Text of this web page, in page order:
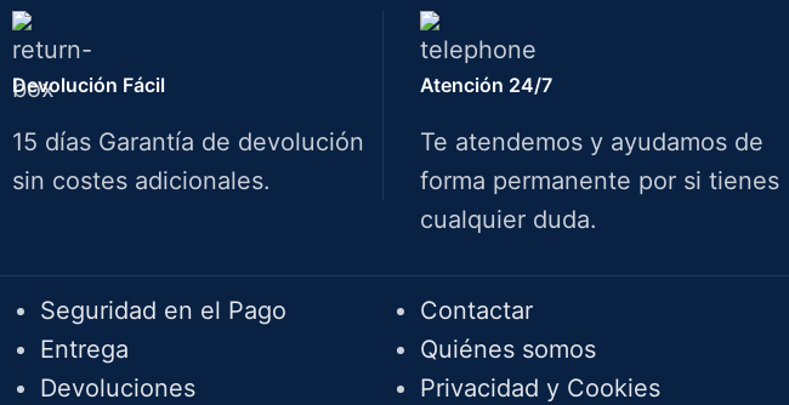
Devolución Fácil
15 días Garantía de devolución
sin costes adicionales.
Atención 24/7
Te atendemos y ayudamos de
forma permanente por si tienes
cualquier duda.
Seguridad en el Pago
Entrega
Devoluciones
Contactar
Quiénes somos
Privacidad y Cookies